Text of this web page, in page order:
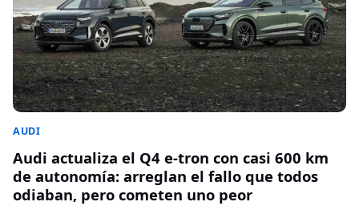
AUDI
Audi actualiza el Q4 e-tron con casi 600 km
de autonomía: arreglan el fallo que todos
odiaban, pero cometen uno peor